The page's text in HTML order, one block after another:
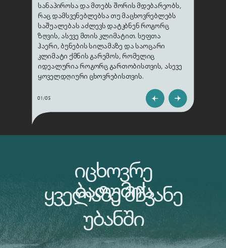
01/05
სანაპიროსა და მთებს შორის მდებარეობს,
რაც დამსვენებლებსა თუ მაცხოვრებლებს
საშუალებას აძლევს დატკბნენ როგორც
ზღვის, ასევე მთის კლიმატით. სუფთა
ჰაერი, ბუნების სილამაზე და საოცარი
კლიმატი ქმნის გარემოს, რომელიც
იდეალურია როგორც გართობისთვის, ასევე
ყოველდღიური ცხოვრებისთვის.
იცხოვრე
ბათუმის
ყველაზე მწვანე
უბანში